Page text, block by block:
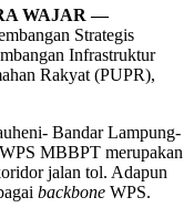
WAJAR —
Strategis
Infrastruktur
Rakyat (PUPR),
Bandar Lampung-
MBBPT merupakan
jalan tol. Adapun
backbone WPS.